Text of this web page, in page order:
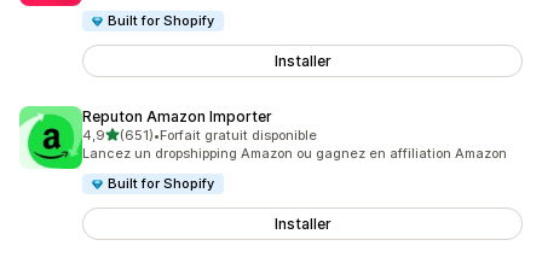
Built for Shopify
Installer
Reputon Amazon Importer
4,9étoile(s) sur 5
(651)
651 avis au total
•Forfait gratuit disponible
Lancez un dropshipping Amazon ou gagnez en affiliation Amazon
Built for Shopify
Installer